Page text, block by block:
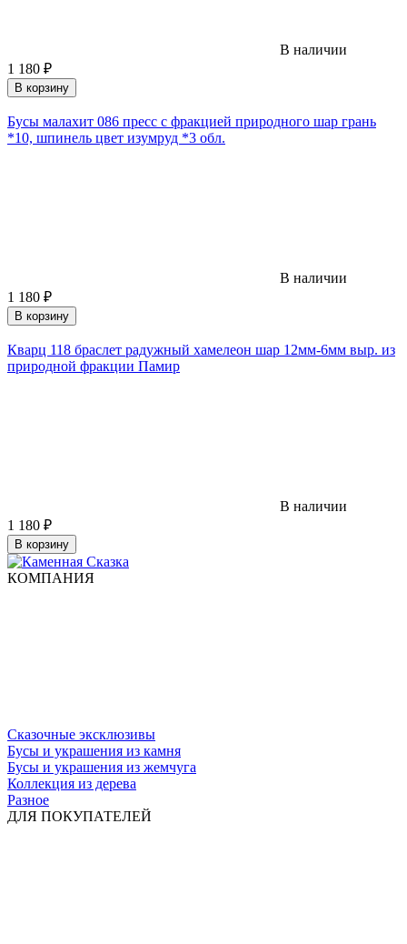
В наличии
1 180 ₽
В корзину
Бусы малахит 086 пресс с фракцией природного шар грань
*10, шпинель цвет изумруд *3 обл.
В наличии
1 180 ₽
В корзину
Кварц 118 браслет радужный хамелеон шар 12мм-6мм выр. из
природной фракции Памир
В наличии
1 180 ₽
В корзину
КОМПАНИЯ
Сказочные эксклюзивы
Бусы и украшения из камня
Бусы и украшения из жемчуга
Коллекция из дерева
Разное
ДЛЯ ПОКУПАТЕЛЕЙ